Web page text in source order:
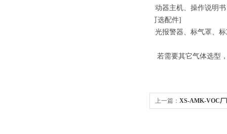
变动器主机、操作说明书
可选配件]
声光报警器、标气罩、
★ 若需要其它气体选型
上一篇： XS-AMK-VOC